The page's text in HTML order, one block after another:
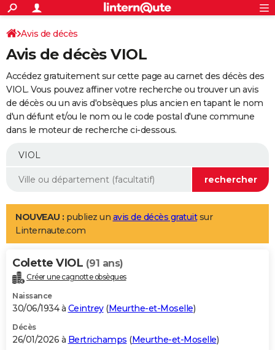
ACTUALITÉS
Politique
Société
Faits Divers
Education
Monde
Villes
+
SPORT
Coupe du monde 2026
Football
Tennis
Cyclisme
Rugby
Forum
Programme TV
TNT
Streaming
Cinéma
Sorties cinéma
Musique
+
FINANCE
Retraite
Impôts
Epargne
Immobilier
Risques naturels par ville
Banque
Assurance
Crédit
AUTO
Essais
Réserver un essai
Citadines
Berlines
SUV
Forum auto
+
Mobiles
Meilleur smartphone
Internet
Ordinateurs
Jeux vidéo
Guide high-tech
Aménagement intérieur
LIFESTYLE
Art de vivre
Bien-être
Loisirs
Mode
Modes de vie
Alimentation
Guide de la santé
Maladies
Médicaments
Sommeil
VOYAGE
Destinations
City break
Voyage nature
Voyage de noces
Forum
Climat
+PHOTO
GUIDES D'ACHAT
BONS PLANS
Avis de décès
Avis de décès VIOL
Accédez gratuitement sur cette page au carnet des décès des
VIOL. Vous pouvez affiner votre recherche ou trouver un avis
de décès ou un avis d'obsèques plus ancien en tapant le nom
d'un défunt et/ou le nom ou le code postal d'une commune
dans le moteur de recherche ci-dessous.
NOUVEAU : publiez un avis de décès gratuitsur
Linternaute.com
Colette VIOL (91 ans)
Créer une cagnotte obsèques
Naissance
30/06/1934 à Ceintrey(Meurthe-et-Moselle)
Décès
26/01/2026 à Bertrichamps (Meurthe-et-Moselle)